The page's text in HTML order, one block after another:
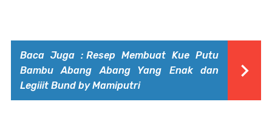
Baca Juga : Resep Membuat Kue Putu
Bambu Abang Abang Yang Enak dan
Legiiit Bund by Mamiputri